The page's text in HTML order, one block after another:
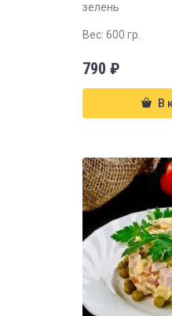
зелень
Вес: 600 гр.
790 ₽
В